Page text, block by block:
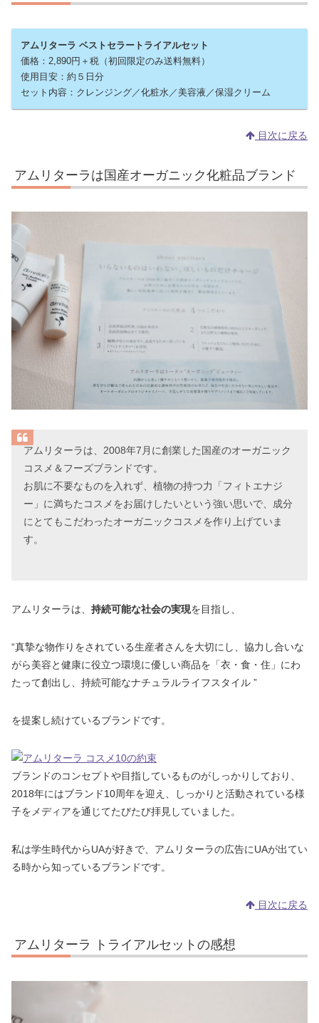
アムリターラ ベストセラートライアルセット
価格：2,890円＋税（初回限定のみ送料無料）
使用目安：約５日分
セット内容：クレンジング／化粧水／美容液／保湿クリーム
目次に戻る
アムリターラは国産オーガニック化粧品ブランド
アムリターラは、2008年7月に創業した国産のオーガニック
コスメ＆フーズブランドです。
お肌に不要なものを入れず、植物の持つ力「フィトエナジ
ー」に満ちたコスメをお届けしたいという強い思いで、成分
にとてもこだわったオーガニックコスメを作り上げていま
す。
アムリターラは、 持続可能な社会の実現を目指し、
“真摯な物作りをされている生産者さんを大切にし、協力し合いな
がら美容と健康に役立つ環境に優しい商品を「衣・食・住」にわ
たって創出し、持続可能なナチュラルライフスタイル ”
を提案し続けているブランドです。
ブランドのコンセプトや目指しているものがしっかりしており、
2018年にはブランド10周年を迎え、しっかりと活動されている様
子をメディアを通じてたびたび拝見していました。
私は学生時代からUAが好きで、アムリターラの広告にUAが出てい
る時から知っているブランドです。
目次に戻る
アムリターラ トライアルセットの感想